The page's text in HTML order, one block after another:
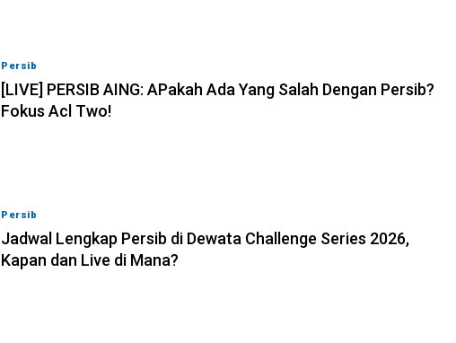
Persib
[LIVE] PERSIB AING: APakah Ada Yang Salah Dengan Persib?
Fokus Acl Two!
Persib
Jadwal Lengkap Persib di Dewata Challenge Series 2026,
Kapan dan Live di Mana?